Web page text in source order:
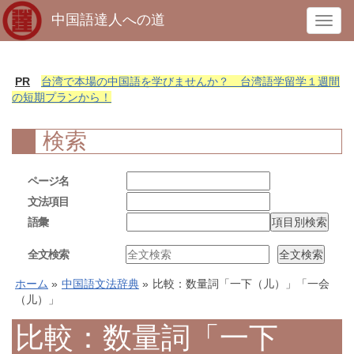
T
o
g
n
a
a
t
i
o
中国語達人への道
PR
台湾で本場の中国語を学びませんか？ 台湾語学留学１週間
の短期プランから！
検索
ページ名
文法項目
語彙
全文検索
ホーム » 中国語文法辞典 » 比較：数量詞「一下（儿）」「一会
（儿）」
比較：数量詞「一下